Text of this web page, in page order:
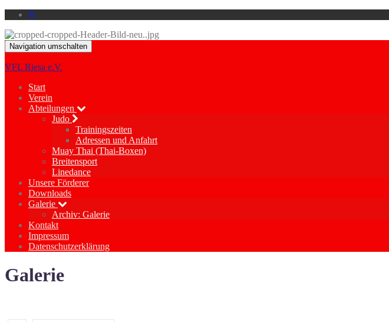
Navigation umschalten
VFL Riesa e.V.
Start
Verein
Abteilungen
Judo
Trainingszeiten
Adressen und Anfahrt
Muay Thai (Thai-Boxen)
Breitensport
Linedance
Unsere Förderer
Downloads
Galerie
Archiv: Galerie
Kontakt
Impressum
Datenschutzerklärung
Galerie